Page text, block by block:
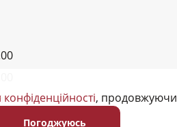
конфіденційності, продовжуючи
Погоджуюсь